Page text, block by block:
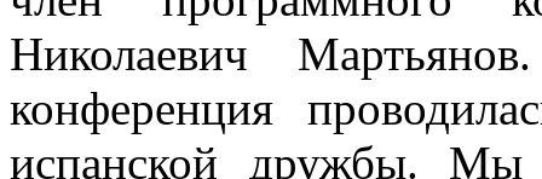
Николаевич
конференция
испанской дружбы. Мы